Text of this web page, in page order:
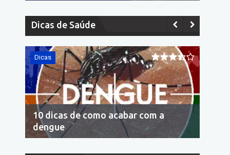
Dicas de Saúde
Dicas
10 dicas de como acabar com a
dengue